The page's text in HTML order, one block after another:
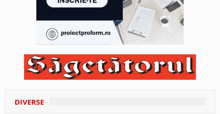
DIVERSE